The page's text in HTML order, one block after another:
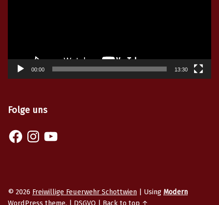
00:00 13:30
Folge uns
Facebook
© 2026 Freiwillige Feuerwehr Schottwien | Using Modern
WordPress theme. | DSGVO | Back to top ↑